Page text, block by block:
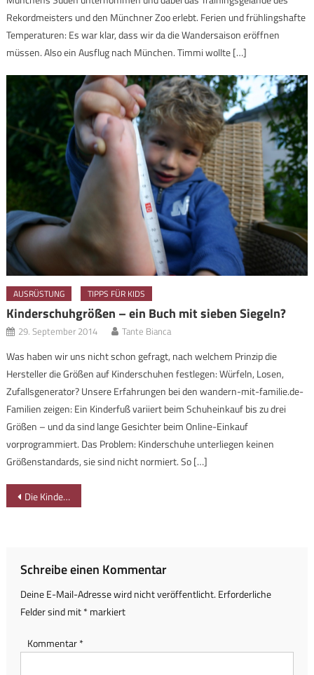
Rekordmeisters und den Münchner Zoo erlebt. Ferien und frühlingshafte
Temperaturen: Es war klar, dass wir da die Wandersaison eröffnen
müssen. Also ein Ausflug nach München. Timmi wollte […]
AUSRÜSTUNG TIPPS FÜR KIDS
Kinderschuhgrößen – ein Buch mit sieben Siegeln?
29. September 2014 Tante Bianca
Was haben wir uns nicht schon gefragt, nach welchem Prinzip die
Hersteller die Größen auf Kinderschuhen festlegen: Würfeln, Losen,
Zufallsgenerator? Unsere Erfahrungen bei den wandern-mit-familie.de-
Familien zeigen: Ein Kinderfuß variiert beim Schuheinkauf bis zu drei
Größen – und da sind lange Gesichter beim Online-Einkauf
vorprogrammiert. Das Problem: Kinderschuhe unterliegen keinen
Größenstandards, sie sind nicht normiert. So […]
Beitragsnavigation
Die Kinder als Stars: Weihnachtsmarkt in Bad Hindelang
Schreibe einen Kommentar
Deine E-Mail-Adresse wird nicht veröffentlicht. Erforderliche
Felder sind mit*markiert
Kommentar*